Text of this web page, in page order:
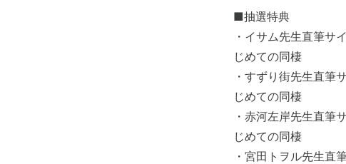
■抽選特典
・イサム先生直筆
じめての同棲
・すずり街先生直
じめての同棲
・赤河左岸先生直
じめての同棲
・宮田トヲル先生直